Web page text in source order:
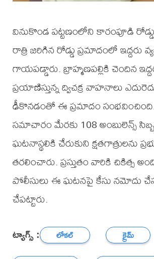
వినుకొండ పట్టణంలోని కారంపూడి
రాత్రి జరిగిన రోడ్డు ప్రమాదంలో ఇద్దరు
గాయపడ్డారు. బ్రాహ్మణపల్లికి చెందిన
ప్రయాణిస్తున్న ద్విచక్ర వాహనాలు
ఢీకొనడంతో ఈ ప్రమాదం సంభవించింది.
సమాచారం మేరకు 108 అంబులెన్స్
ఘటనాస్థలికి చేరుకుని క్షతగాత్రులను
తరలించారు. ప్రస్తుతం వారికి చికిత్స
పోలీసులు ఈ ఘటనపై కేసు నమోదు
చేపట్టారు.
ట్యాగ్స్ : లోకల్
క్రైమ్